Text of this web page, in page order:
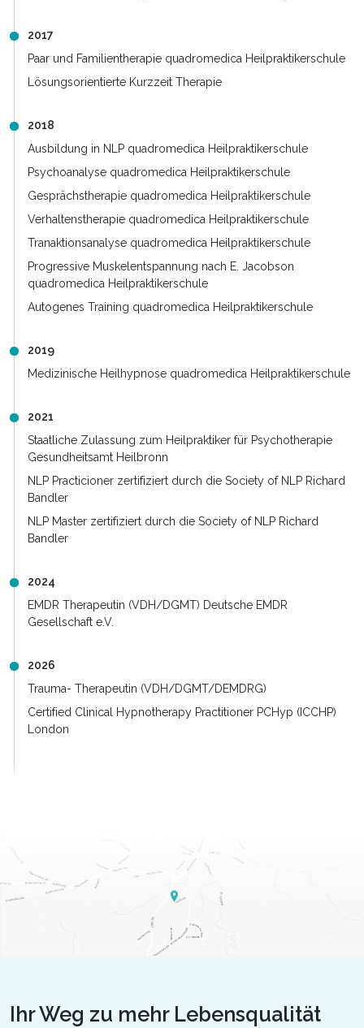
2017
Paar und Familientherapie quadromedica Heilpraktikerschule
Lösungsorientierte Kurzzeit Therapie
2018
Ausbildung in NLP quadromedica Heilpraktikerschule
Psychoanalyse quadromedica Heilpraktikerschule
Gesprächstherapie quadromedica Heilpraktikerschule
Verhaltenstherapie quadromedica Heilpraktikerschule
Tranaktionsanalyse quadromedica Heilpraktikerschule
Progressive Muskelentspannung nach E. Jacobson
quadromedica Heilpraktikerschule
Autogenes Training quadromedica Heilpraktikerschule
2019
Medizinische Heilhypnose quadromedica Heilpraktikerschule
2021
Staatliche Zulassung zum Heilpraktiker für Psychotherapie
Gesundheitsamt Heilbronn
NLP Practicioner zertifiziert durch die Society of NLP Richard
Bandler
NLP Master zertifiziert durch die Society of NLP Richard
Bandler
2024
EMDR Therapeutin (VDH/DGMT) Deutsche EMDR
Gesellschaft e.V.
2026
Trauma- Therapeutin (VDH/DGMT/DEMDRG)
Certified Clinical Hypnotherapy Practitioner PCHyp (ICCHP)
London
Ihr Weg zu mehr Lebensqualität